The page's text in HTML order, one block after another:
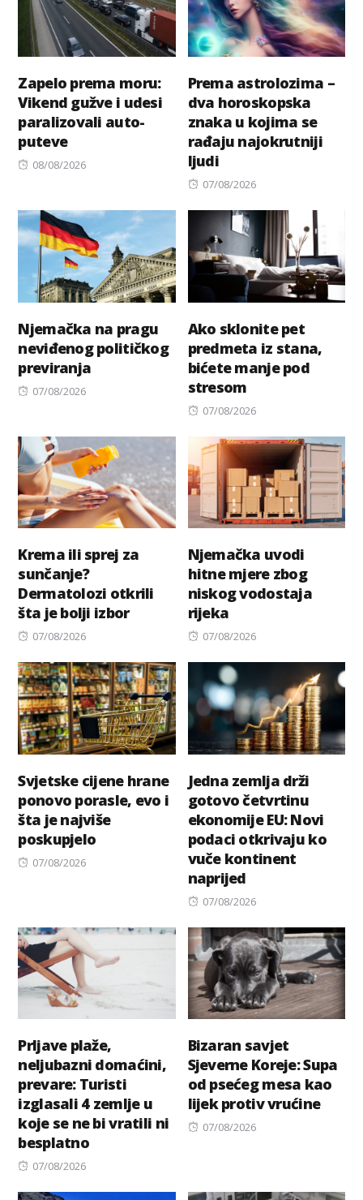
Zapelo prema moru:
Vikend gužve i udesi
paralizovali auto-
puteve
Posted
08/08/2026
Prema astrolozima –
dva horoskopska
znaka u kojima se
rađaju najokrutniji
ljudi
Posted
07/08/2026
Njemačka na pragu
neviđenog političkog
previranja
Posted
07/08/2026
Ako sklonite pet
predmeta iz stana,
bićete manje pod
stresom
Posted
07/08/2026
Krema ili sprej za
sunčanje?
Dermatolozi otkrili
šta je bolji izbor
Posted
07/08/2026
Njemačka uvodi
hitne mjere zbog
niskog vodostaja
rijeka
Posted
07/08/2026
Svjetske cijene hrane
ponovo porasle, evo i
šta je najviše
poskupjelo
Posted
07/08/2026
Jedna zemlja drži
gotovo četvrtinu
ekonomije EU: Novi
podaci otkrivaju ko
vuče kontinent
naprijed
Posted
07/08/2026
Prljave plaže,
neljubazni domaćini,
prevare: Turisti
izglasali 4 zemlje u
koje se ne bi vratili ni
besplatno
Posted
07/08/2026
Bizaran savjet
Sjeverne Koreje: Supa
od psećeg mesa kao
lijek protiv vrućine
Posted
07/08/2026